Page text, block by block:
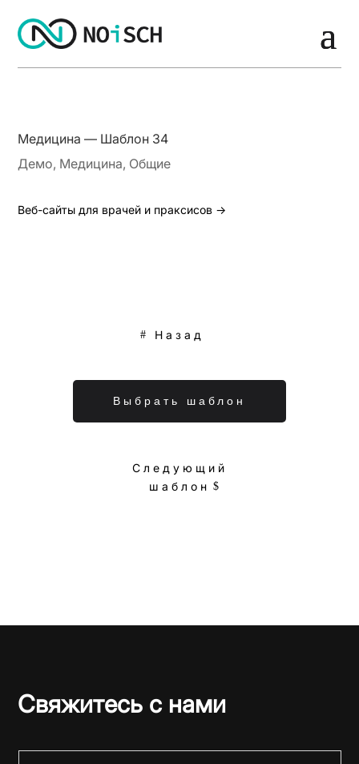
Медицина — Шаблон 34
Демо, Медицина, Общие
Веб-сайты для врачей и праксисов →
Назад
Выбрать шаблон
Следующий
шаблон
Свяжитесь с нами